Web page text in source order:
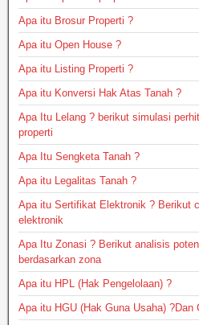
Apa itu Brosur Properti ?
Apa itu Open House ?
Apa itu Listing Properti ?
Apa itu Konversi Hak Atas Tanah ?
Apa Itu Lelang ? berikut simulasi
properti
Apa Itu Sengketa Tanah ?
Apa itu Legalitas Tanah ?
Apa itu Sertifikat Elektronik ? Berikut
elektronik
Apa Itu Zonasi ? Berikut analisis
berdasarkan zona
Apa itu HPL (Hak Pengelolaan) ?
Apa itu HGU (Hak Guna Usaha) ?Dan